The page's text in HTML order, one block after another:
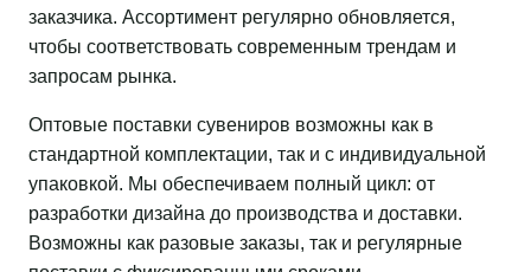
заказчика. Ассортимент регулярно обновляется,
чтобы соответствовать современным трендам и
запросам рынка.
Оптовые поставки сувениров возможны как в
стандартной комплектации, так и с индивидуальной
упаковкой. Мы обеспечиваем полный цикл: от
разработки дизайна до производства и доставки.
Возможны как разовые заказы, так и регулярные